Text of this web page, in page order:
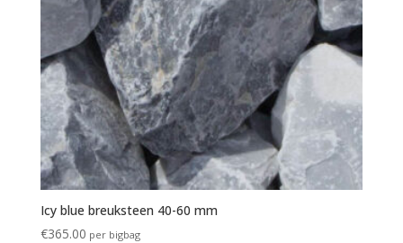
Icy blue breuksteen 40-60 mm
€365.00 per bigbag